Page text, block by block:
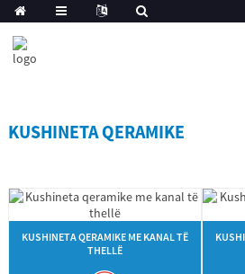
KUSHINETA QERAMIKE
KUSHINETA QERAMIKE ME KANAL TË
THELLË